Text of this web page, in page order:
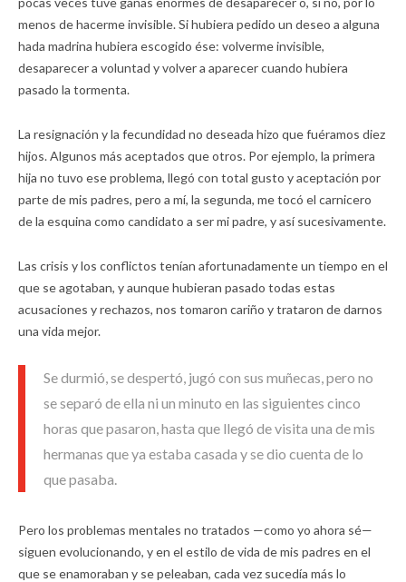
menos de hacerme invisible. Si hubiera pedido un deseo a alguna
hada madrina hubiera escogido ése: volverme invisible,
desaparecer a voluntad y volver a aparecer cuando hubiera
pasado la tormenta.
La resignación y la fecundidad no deseada hizo que fuéramos diez
hijos. Algunos más aceptados que otros. Por ejemplo, la primera
hija no tuvo ese problema, llegó con total gusto y aceptación por
parte de mis padres, pero a mí, la segunda, me tocó el carnicero
de la esquina como candidato a ser mi padre, y así sucesivamente.
Las crisis y los conflictos tenían afortunadamente un tiempo en el
que se agotaban, y aunque hubieran pasado todas estas
acusaciones y rechazos, nos tomaron cariño y trataron de darnos
una vida mejor.
Se durmió, se despertó, jugó con sus muñecas, pero no
se separó de ella ni un minuto en las siguientes cinco
horas que pasaron, hasta que llegó de visita una de mis
hermanas que ya estaba casada y se dio cuenta de lo
que pasaba.
Pero los problemas mentales no tratados —como yo ahora sé—
siguen evolucionando, y en el estilo de vida de mis padres en el
que se enamoraban y se peleaban, cada vez sucedía más lo